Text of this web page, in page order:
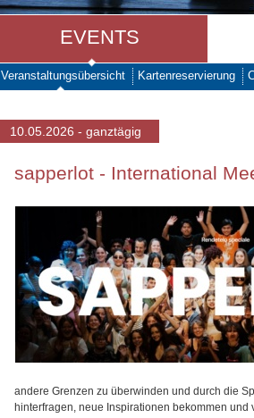
EVENTS
Veranstaltungsübersicht Kartenreservierung
10.05.2026 - ganztägig
sapperlot - International
andere Grenzen zu überwinden und durch die
hinterfragen, neue Inspirationen bekommen